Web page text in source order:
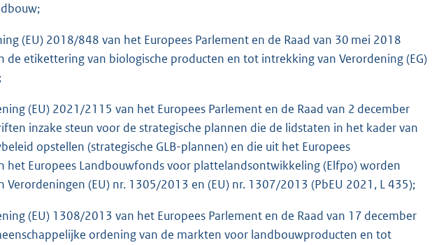
(EU) 2018/848 van het Europees Parlement en de Raad van 30 mei 2018
de etikettering van biologische producten en tot intrekking van Verordening (EG)
(EU) 2021/2115 van het Europees Parlement en de Raad van 2 december
inzake steun voor de strategische plannen die de lidstaten in het kader van
opstellen (strategische GLB-plannen) en die uit het Europees
het Europees Landbouwfonds voor plattelandsontwikkeling (Elfpo) worden
(EU) nr. 1305/2013 en (EU) nr. 1307/2013 (PbEU 2021, L 435);
(EU) 1308/2013 van het Europees Parlement en de Raad van 17 december
ordening van de markten voor landbouwproducten en tot